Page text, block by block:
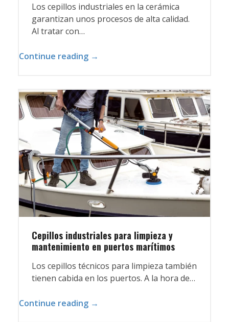
Los cepillos industriales en la cerámica
garantizan unos procesos de alta calidad.
Al tratar con…
Continue reading →
Cepillos industriales para limpieza y
mantenimiento en puertos marítimos
Los cepillos técnicos para limpieza también
tienen cabida en los puertos. A la hora de…
Continue reading →